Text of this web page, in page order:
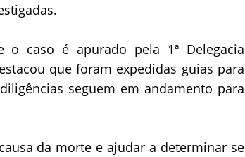
caso é apurado pela 1ª Delegacia
que foram expedidas guias para
seguem em andamento para
da morte e ajudar a determinar se